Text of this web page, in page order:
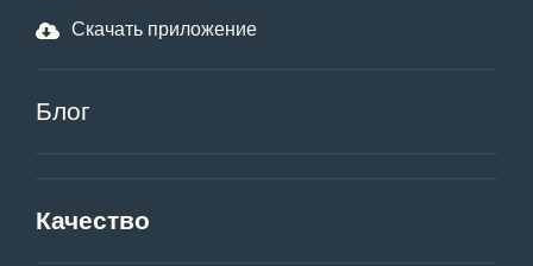
Скачать приложение
Блог
Качество